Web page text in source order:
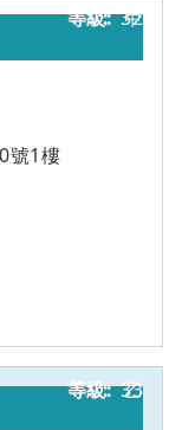
32
號1樓
甲
33
乙